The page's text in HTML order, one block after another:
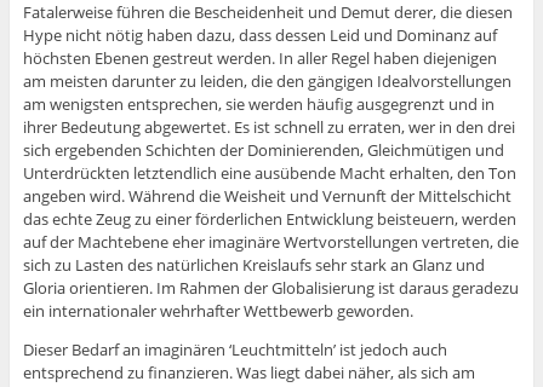
Fatalerweise führen die Bescheidenheit und Demut derer, die diesen
Hype nicht nötig haben dazu, dass dessen Leid und Dominanz auf
höchsten Ebenen gestreut werden. In aller Regel haben diejenigen
am meisten darunter zu leiden, die den gängigen Idealvorstellungen
am wenigsten entsprechen, sie werden häufig ausgegrenzt und in
ihrer Bedeutung abgewertet. Es ist schnell zu erraten, wer in den drei
sich ergebenden Schichten der Dominierenden, Gleichmütigen und
Unterdrückten letztendlich eine ausübende Macht erhalten, den Ton
angeben wird. Während die Weisheit und Vernunft der Mittelschicht
das echte Zeug zu einer förderlichen Entwicklung beisteuern, werden
auf der Machtebene eher imaginäre Wertvorstellungen vertreten, die
sich zu Lasten des natürlichen Kreislaufs sehr stark an Glanz und
Gloria orientieren. Im Rahmen der Globalisierung ist daraus geradezu
ein internationaler wehrhafter Wettbewerb geworden.
Dieser Bedarf an imaginären ‘Leuchtmitteln’ ist jedoch auch
entsprechend zu finanzieren. Was liegt dabei näher, als sich am